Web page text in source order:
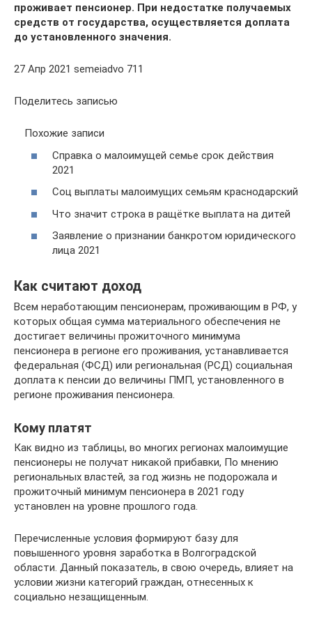
проживает пенсионер. При недостатке получаемых
средств от государства, осуществляется доплата
до установленного значения.
27 Апр 2021 semeiadvo 711
Поделитесь записью
Похожие записи
Справка о малоимущей семье срок действия
2021
Соц выплаты малоимущих семьям краснодарский
Что значит строка в ращётке выплата на дитей
Заявление о признании банкротом юридического
лица 2021
Как считают доход
Всем неработающим пенсионерам, проживающим в РФ, у
которых общая сумма материального обеспечения не
достигает величины прожиточного минимума
пенсионера в регионе его проживания, устанавливается
федеральная (ФСД) или региональная (РСД) социальная
доплата к пенсии до величины ПМП, установленного в
регионе проживания пенсионера.
Кому платят
Как видно из таблицы, во многих регионах малоимущие
пенсионеры не получат никакой прибавки, По мнению
региональных властей, за год жизнь не подорожала и
прожиточный минимум пенсионера в 2021 году
установлен на уровне прошлого года.
Перечисленные условия формируют базу для
повышенного уровня заработка в Волгоградской
области. Данный показатель, в свою очередь, влияет на
условии жизни категорий граждан, отнесенных к
социально незащищенным.